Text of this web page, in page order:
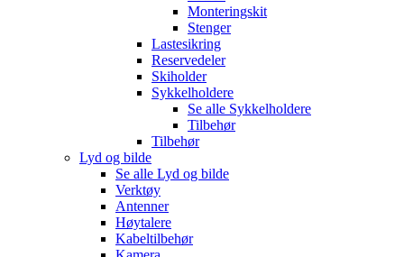
Monteringskit
Stenger
Lastesikring
Reservedeler
Skiholder
Sykkelholdere
Se alle Sykkelholdere
Tilbehør
Tilbehør
Lyd og bilde
Se alle Lyd og bilde
Verktøy
Antenner
Høytalere
Kabeltilbehør